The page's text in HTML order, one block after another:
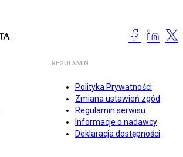
REGULAMIN
Polityka Prywatności
Zmiana ustawień zgód
Regulamin serwisu
Informacje o nadawcy
Deklaracja dostępności